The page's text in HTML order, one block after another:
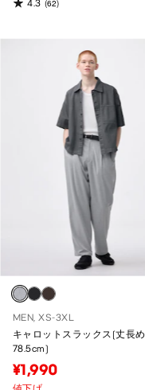
4.3 (62)
MEN, XS-3XL
キャロットスラックス(丈長め
78.5cm)
¥1,990